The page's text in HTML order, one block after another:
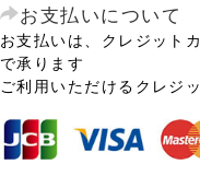
お支払いについて
お支払いは、クレジット
で承ります
ご利用いただけるクレジ